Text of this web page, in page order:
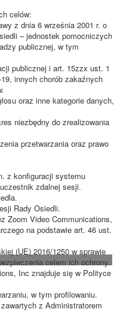
celów:
z dnia 6 września 2001 r. o
– jednostek pomocniczych
publicznej, w tym
publicznej i art. 15zzx ust. 1
innych chorób zakaźnych
oraz inne kategorie danych,
niezbędny do zrealizowania
przetwarzania oraz prawo
z konfiguracji systemu
zdalnej sesji.
Rady Osiedli.
Zoom Video Communications,
na podstawie art. 46 ust.
(UE) 2016/1250 w sprawie
celem ich ochrony.
Inc znajduje się w Polityce
w tym profilowaniu.
z Administratorem